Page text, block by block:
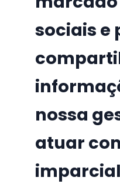
sociais e
nossa
atuar